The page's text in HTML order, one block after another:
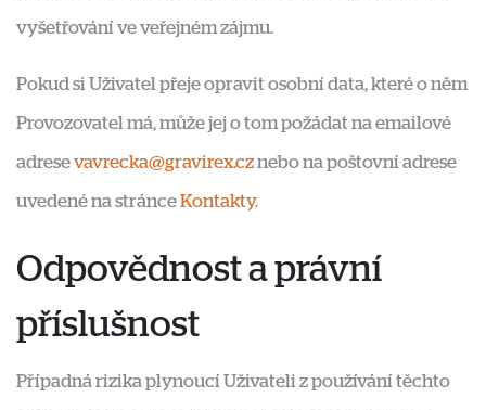
vyšetřování ve veřejném zájmu.
Pokud si Uživatel přeje opravit osobní data, které o něm
Provozovatel má, může jej o tom požádat na emailové
adresevavrecka@gravirex.cznebo na poštovní adrese
uvedené na stránceKontakty.
Odpovědnost a právní
příslušnost
Případná rizika plynoucí Uživateli z používání těchto